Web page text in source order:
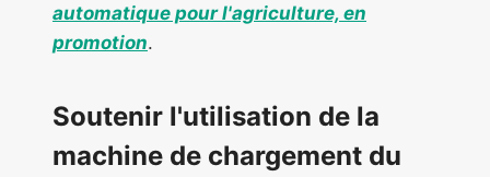
automatique pour l'agriculture, en
promotion.
Soutenir l'utilisation de la
machine de chargement du